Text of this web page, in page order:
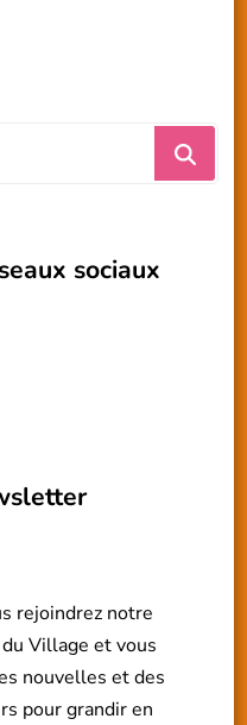
sociaux
rejoindrez notre
Village et vous
nouvelles et des
pour grandir en